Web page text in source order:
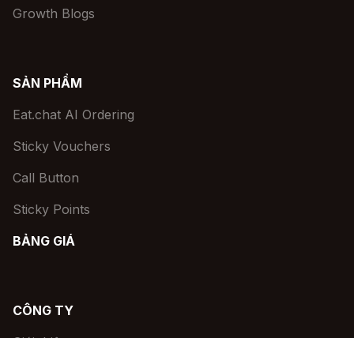
Growth Blogs
SẢN PHẨM
Eat.chat AI Ordering
Sticky Vouchers
Call Button
Sticky Points
BẢNG GIÁ
CÔNG TY